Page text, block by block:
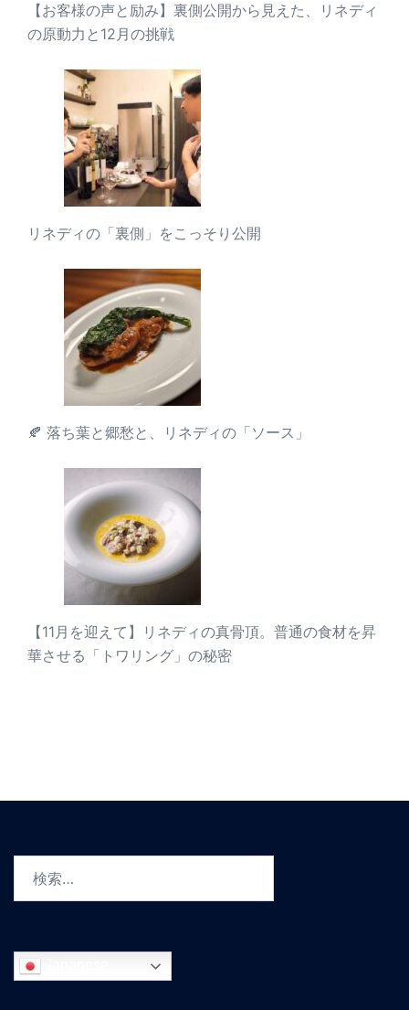
【お客様の声と励み】裏側公開から見えた、リネディ
の原動力と12月の挑戦
リネディの「裏側」をこっそり公開
🍂 落ち葉と郷愁と、リネディの「ソース」
【11月を迎えて】リネディの真骨頂。普通の食材を昇
華させる「トワリング」の秘密